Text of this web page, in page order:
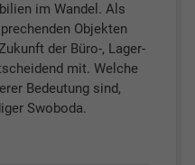
im Wandel. Als
Objekten
der Büro-, Lager-
mit. Welche
Bedeutung sind,
Swoboda.